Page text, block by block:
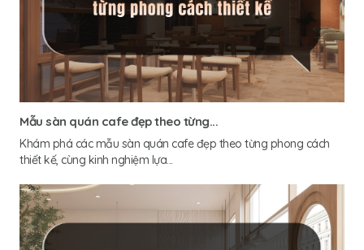
Mẫu sàn quán cafe đẹp theo từng...
Khám phá các mẫu sàn quán cafe đẹp theo từng phong cách
thiết kế, cùng kinh nghiệm lựa...